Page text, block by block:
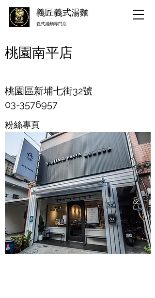
義匠義式湯麵
​義式湯麵專門店
桃園南平店
桃園區新埔七街32號
​03-3576957
粉絲專頁